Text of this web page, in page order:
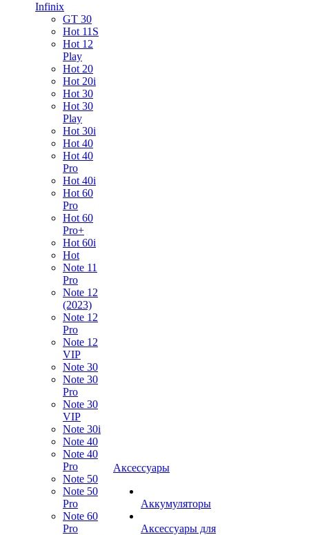
Infinix
GT 30
Hot 11S
Hot 12
Play
Hot 20
Hot 20i
Hot 30
Hot 30
Play
Hot 30i
Hot 40
Hot 40
Pro
Hot 40i
Hot 60
Pro
Hot 60
Pro+
Hot 60i
Hot
Note 11
Pro
Note 12
(2023)
Note 12
Pro
Note 12
VIP
Note 30
Note 30
Pro
Note 30
VIP
Note 30i
Note 40
Note 40
Pro
Note 50
Note 50
Pro
Note 60
Pro
Аксессуары
Аккумуляторы
Аксессуары для